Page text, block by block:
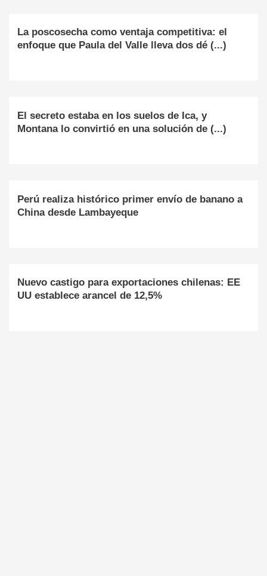
La poscosecha como ventaja competitiva: el
enfoque que Paula del Valle lleva dos dé (...)
El secreto estaba en los suelos de Ica, y
Montana lo convirtió en una solución de (...)
Perú realiza histórico primer envío de banano a
China desde Lambayeque
Nuevo castigo para exportaciones chilenas: EE
UU establece arancel de 12,5%